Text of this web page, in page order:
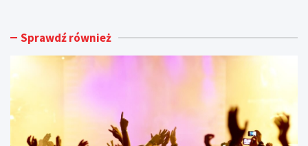
w
M
u
z
y
k
r
o
w
c
Sprawdź również